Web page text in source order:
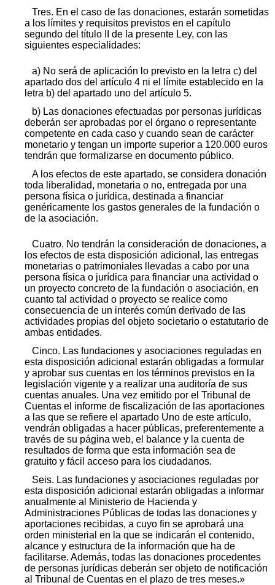
Tres. En el caso de las donaciones, estarán sometidas
a los límites y requisitos previstos en el capítulo
segundo del título II de la presente Ley, con las
siguientes especialidades:
a) No será de aplicación lo previsto en la letra c) del
apartado dos del artículo 4 ni el límite establecido en la
letra b) del apartado uno del artículo 5.
b) Las donaciones efectuadas por personas jurídicas
deberán ser aprobadas por el órgano o representante
competente en cada caso y cuando sean de carácter
monetario y tengan un importe superior a 120.000 euros
tendrán que formalizarse en documento público.
A los efectos de este apartado, se considera donación
toda liberalidad, monetaria o no, entregada por una
persona física o jurídica, destinada a financiar
genéricamente los gastos generales de la fundación o
de la asociación.
Cuatro. No tendrán la consideración de donaciones, a
los efectos de esta disposición adicional, las entregas
monetarias o patrimoniales llevadas a cabo por una
persona física o jurídica para financiar una actividad o
un proyecto concreto de la fundación o asociación, en
cuanto tal actividad o proyecto se realice como
consecuencia de un interés común derivado de las
actividades propias del objeto societario o estatutario de
ambas entidades.
Cinco. Las fundaciones y asociaciones reguladas en
esta disposición adicional estarán obligadas a formular
y aprobar sus cuentas en los términos previstos en la
legislación vigente y a realizar una auditoría de sus
cuentas anuales. Una vez emitido por el Tribunal de
Cuentas el informe de fiscalización de las aportaciones
a las que se refiere el apartado Uno de este artículo,
vendrán obligadas a hacer públicas, preferentemente a
través de su página web, el balance y la cuenta de
resultados de forma que esta información sea de
gratuito y fácil acceso para los ciudadanos.
Seis. Las fundaciones y asociaciones reguladas por
esta disposición adicional estarán obligadas a informar
anualmente al Ministerio de Hacienda y
Administraciones Públicas de todas las donaciones y
aportaciones recibidas, a cuyo fin se aprobará una
orden ministerial en la que se indicarán el contenido,
alcance y estructura de la información que ha de
facilitarse. Además, todas las donaciones procedentes
de personas jurídicas deberán ser objeto de notificación
al Tribunal de Cuentas en el plazo de tres meses.»